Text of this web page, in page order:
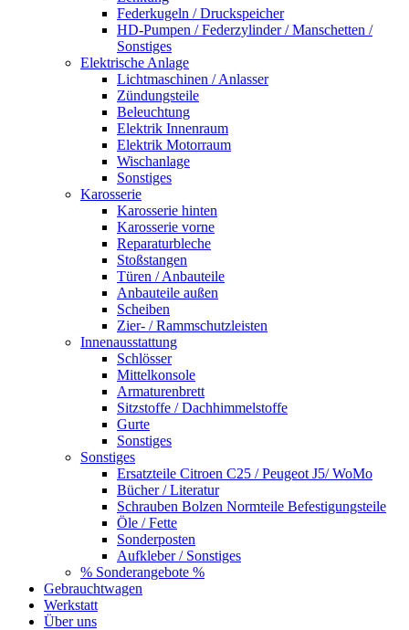
Federkugeln / Druckspeicher
HD-Pumpen / Federzylinder / Manschetten /
Sonstiges
Elektrische Anlage
Lichtmaschinen / Anlasser
Zündungsteile
Beleuchtung
Elektrik Innenraum
Elektrik Motorraum
Wischanlage
Sonstiges
Karosserie
Karosserie hinten
Karosserie vorne
Reparaturbleche
Stoßstangen
Türen / Anbauteile
Anbauteile außen
Scheiben
Zier- / Rammschutzleisten
Innenausstattung
Schlösser
Mittelkonsole
Armaturenbrett
Sitzstoffe / Dachhimmelstoffe
Gurte
Sonstiges
Sonstiges
Ersatzteile Citroen C25 / Peugeot J5/ WoMo
Bücher / Literatur
Schrauben Bolzen Normteile Befestigungsteile
Öle / Fette
Sonderposten
Aufkleber / Sonstiges
% Sonderangebote %
Gebrauchtwagen
Werkstatt
Über uns